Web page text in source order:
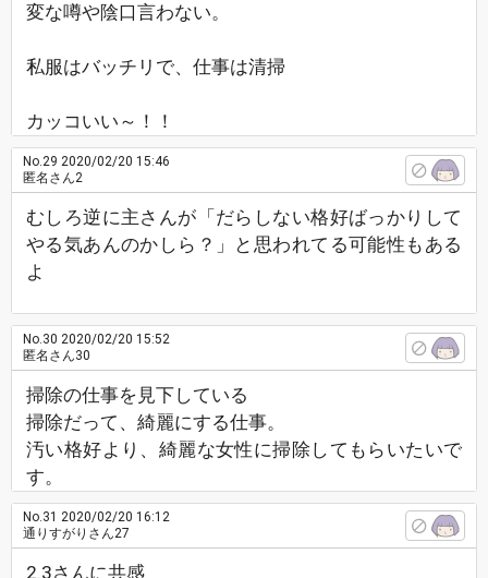
変な噂や陰口言わない。
私服はバッチリで、仕事は清掃
カッコいい～！！
No.29 2020/02/20 15:46
匿名さん2
むしろ逆に主さんが「だらしない格好ばっかりして
やる気あんのかしら？」と思われてる可能性もある
よ
No.30 2020/02/20 15:52
匿名さん30
掃除の仕事を見下している
掃除だって、綺麗にする仕事。
汚い格好より、綺麗な女性に掃除してもらいたいで
す。
No.31 2020/02/20 16:12
通りすがりさん27
2.3さんに共感